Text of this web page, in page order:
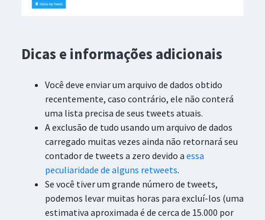
Dicas e informações adicionais
Você deve enviar um arquivo de dados obtido
recentemente, caso contrário, ele não conterá
uma lista precisa de seus tweets atuais.
A exclusão de tudo usando um arquivo de dados
carregado muitas vezes ainda não retornará seu
contador de tweets a zero devido a essa
peculiaridade de alguns retweets.
Se você tiver um grande número de tweets,
podemos levar muitas horas para excluí-los (uma
estimativa aproximada é de cerca de 15.000 por